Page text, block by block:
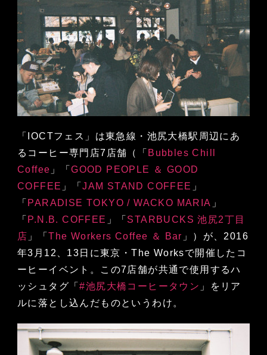
「IOCTフェス」は東急線・池尻大橋駅周辺にあ
るコーヒー専門店7店舗（「 Bubbles Chill
Coffee 」「GOOD PEOPLE ＆ GOOD
COFFEE 」「JAM STAND COFFEE 」
「 PARADISE TOKYO / WACKO MARIA 」
「 P.N.B. COFFEE 」「 STARBUCKS 池尻2丁目
店 」「The Workers Coffee ＆ Bar 」）が、2016
年3月12、13日に東京・The Worksで開催したコ
ーヒーイベント。この7店舗が共通で使用するハ
ッシュタグ「#池尻大橋コーヒータウン 」をリア
ルに落とし込んだものというわけ。